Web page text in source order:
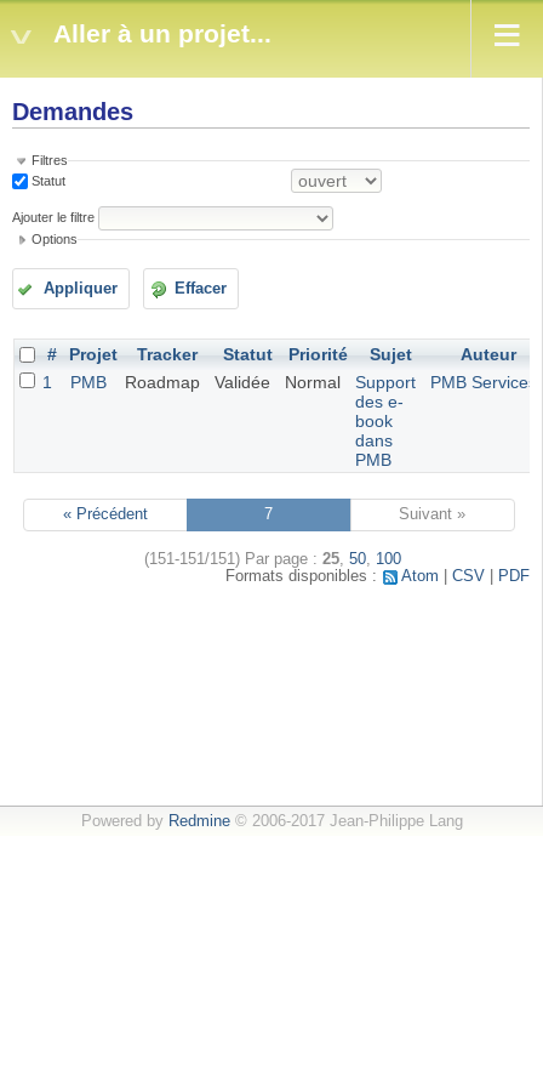
Aller à un projet...
Demandes
Filtres
Statut
Ajouter le filtre
Options
Appliquer Effacer
# Projet Tracker Statut Priorité Sujet
Auteur
1
PMB Roadmap Validée Normal
Support
des e-
book
dans
PMB
PMB Services
« Précédent 7 Suivant »
(151-151/151) Par page : 25, 50, 100
Formats disponibles :
Atom CSV PDF
Powered by Redmine© 2006-2017 Jean-Philippe Lang